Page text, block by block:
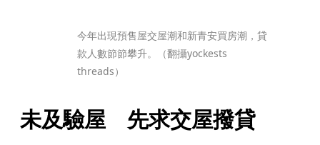
今年出現預售屋交屋潮和新青安買房潮，貸
款人數節節攀升。（翻攝yockests
threads）
未及驗屋　先求交屋撥貸